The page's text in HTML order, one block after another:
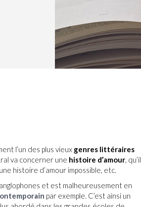
l’un des plus vieux genres littéraires
va concerner une histoire d’amour, qu’il
histoire d’amour impossible, etc.
et est malheureusement en
par exemple. C’est ainsi un